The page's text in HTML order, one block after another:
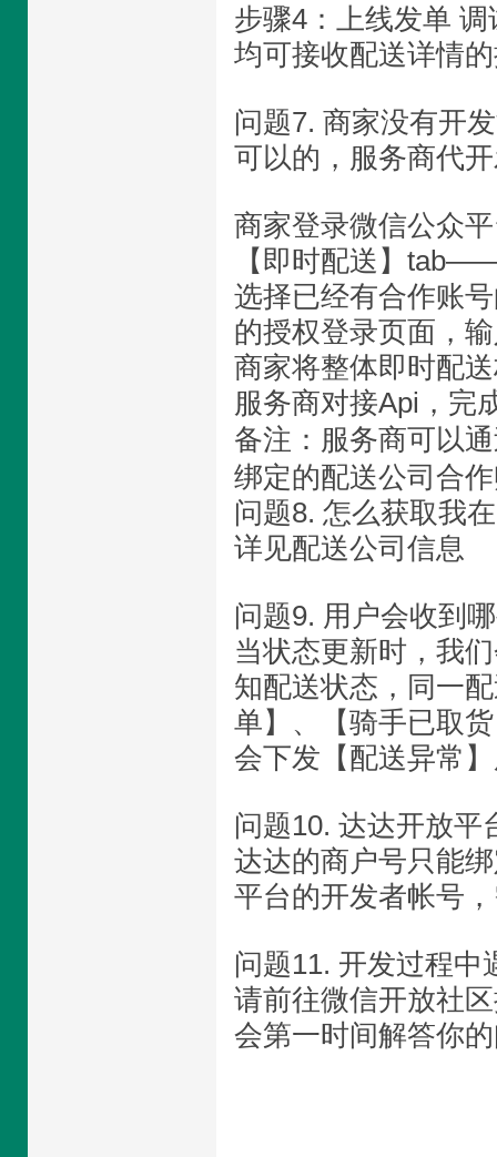
步骤4：上线发单
均可接收配送详情
问题7. 商家没有开
可以的，服务商代
商家登录微信公众
【即时配送】
选择已经有合作账
的授权登录页面，
商家将整体即时配
服务商对接Api，完
备注：服务商可以
绑定的配送公司合
问题8. 怎么获取我
详见配送公司信息
问题9. 用户会收到
当状态更新时，我
知配送状态，同一
单】、【骑手已取
会下发【配送异常
问题10. 达达开放平
达达的商户号只能
平台的开发者帐号
问题11. 开发过程中
请前往微信开放社
会第一时间解答你